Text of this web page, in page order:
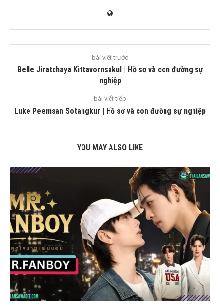
bài viết trước
Belle Jiratchaya Kittavornsakul | Hồ sơ và con đường sự
nghiệp
bài viết tiếp
Luke Peemsan Sotangkur | Hồ sơ và con đường sự nghiệp
YOU MAY ALSO LIKE